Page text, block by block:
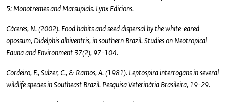
5: Monotremes and Marsupials. Lynx Edicions.
Cáceres, N. (2002). Food habits and seed dispersal by the white-eared
opossum, Didelphis albiventris, in southern Brazil. Studies on Neotropical
Fauna and Environment 37(2), 97-104.
Cordeiro, F., Sulzer, C., & Ramos, A. (1981). Leptospira interrogans in several
wildlife species in Southeast Brazil. Pesquisa Veterinária Brasileira, 19-29.